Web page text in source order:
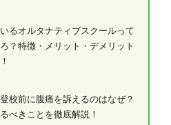
るオルタナティブスクールって
？特徴・メリット・デメリット
校前に腹痛を訴えるのはなぜ？
べきことを徹底解説！